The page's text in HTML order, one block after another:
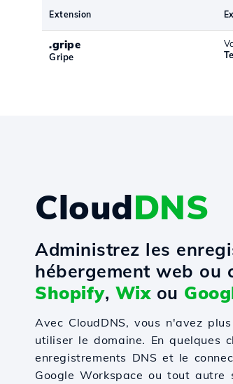
Extension
.gripe
Gripe
CloudDNS
Administrez les
hébergement web ou
Shopify, Wixou
Avec CloudDNS, vous n'avez
utiliser le domaine. En quelques
enregistrements DNS et le
Google Workspace ou tout